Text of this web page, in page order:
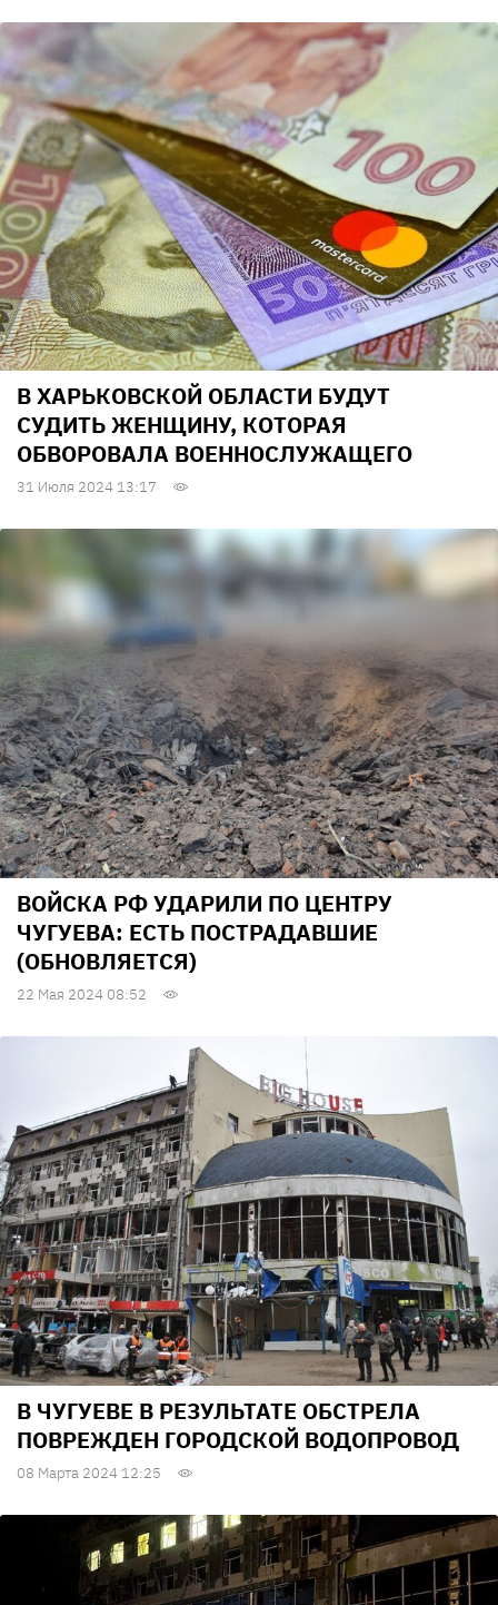
В ХАРЬКОВСКОЙ ОБЛАСТИ БУДУТ
СУДИТЬ ЖЕНЩИНУ, КОТОРАЯ
ОБВОРОВАЛА ВОЕННОСЛУЖАЩЕГО
31 Июля 2024 13:17
ВОЙСКА РФ УДАРИЛИ ПО ЦЕНТРУ
ЧУГУЕВА: ЕСТЬ ПОСТРАДАВШИЕ
(ОБНОВЛЯЕТСЯ)
22 Мая 2024 08:52
В ЧУГУЕВЕ В РЕЗУЛЬТАТЕ ОБСТРЕЛА
ПОВРЕЖДЕН ГОРОДСКОЙ ВОДОПРОВОД
08 Марта 2024 12:25